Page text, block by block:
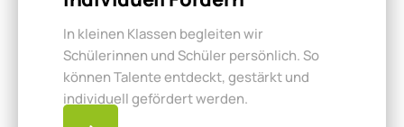
In kleinen Klassen begleiten wir
Schülerinnen und Schüler persönlich. So
können Talente entdeckt, gestärkt und
individuell gefördert werden.